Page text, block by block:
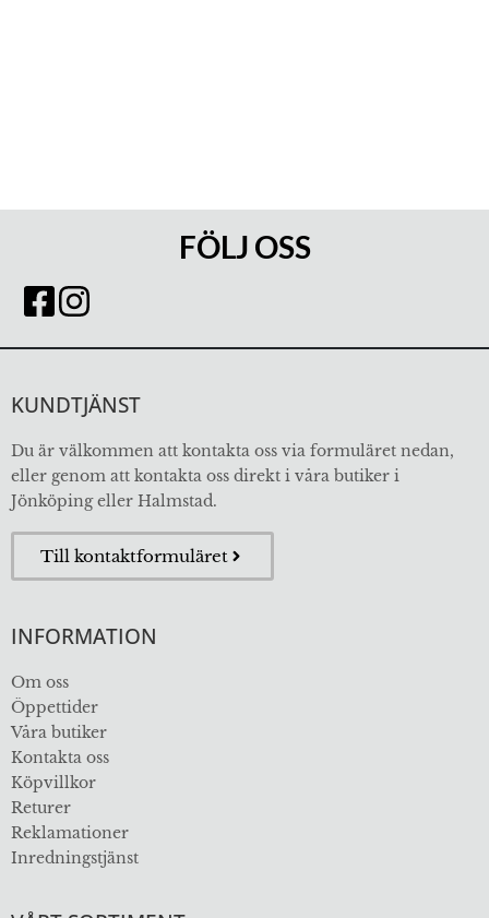
FÖLJ OSS
KUNDTJÄNST
Du är välkommen att kontakta oss via formuläret nedan,
eller genom att kontakta oss direkt i våra butiker i
Jönköping eller Halmstad.
Till kontaktformuläret
INFORMATION
Om oss
Öppettider
Våra butiker
Kontakta oss
Köpvillkor
Returer
Reklamationer
Inredningstjänst